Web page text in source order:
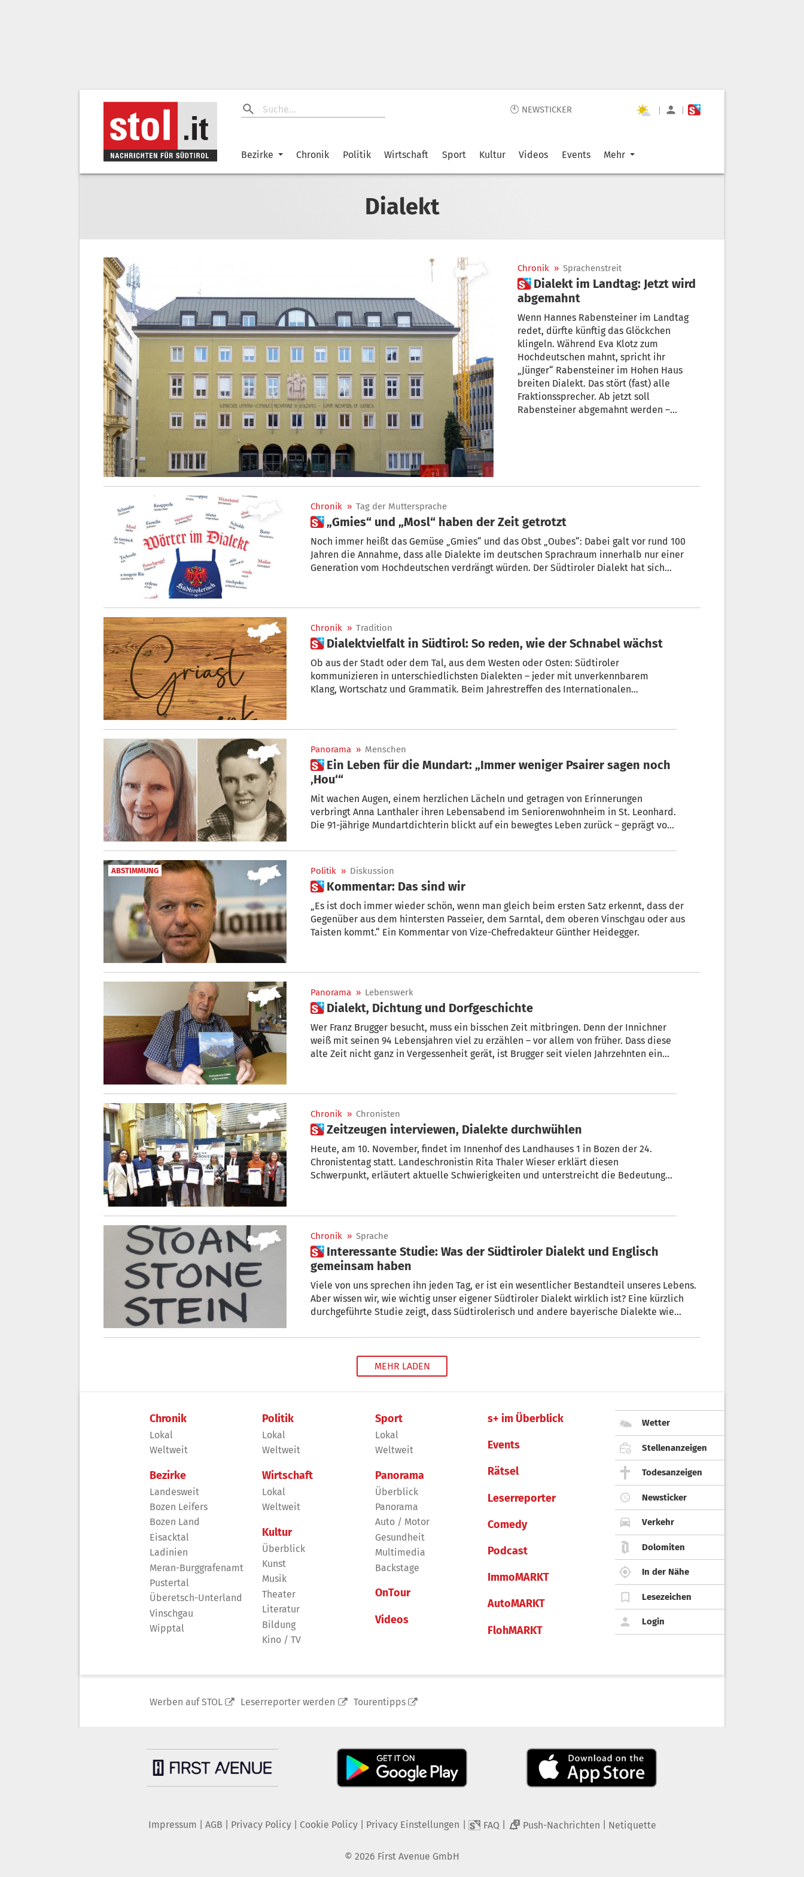
🕙 NEWSTICKER | |
Bezirke Chronik Politik Wirtschaft Sport Kultur Videos Events Mehr
Dialekt
Chronik » Sprachenstreit
 Dialekt im Landtag: Jetzt wird
abgemahnt
Wenn Hannes Rabensteiner im Landtag
redet, dürfte künftig das Glöckchen
klingeln. Während Eva Klotz zum
Hochdeutschen mahnt, spricht ihr
„Jünger“ Rabensteiner im Hohen Haus
breiten Dialekt. Das stört (fast) alle
Fraktionssprecher. Ab jetzt soll
Rabensteiner abgemahnt werden –
Chronik » Tag der Muttersprache
 „Gmies“ und „Mosl“ haben der Zeit getrotzt
Noch immer heißt das Gemüse „Gmies“ und das Obst „Oubes“: Dabei galt vor rund 100
Jahren die Annahme, dass alle Dialekte im deutschen Sprachraum innerhalb nur einer
Generation vom Hochdeutschen verdrängt würden. Der Südtiroler Dialekt hat sich
Chronik » Tradition
 Dialektvielfalt in Südtirol: So reden, wie der Schnabel wächst
Ob aus der Stadt oder dem Tal, aus dem Westen oder Osten: Südtiroler
kommunizieren in unterschiedlichsten Dialekten – jeder mit unverkennbarem
Klang, Wortschatz und Grammatik. Beim Jahrestreffen des Internationalen
Panorama » Menschen
 Ein Leben für die Mundart: „Immer weniger Psairer sagen noch
‚Hou‘“
Mit wachen Augen, einem herzlichen Lächeln und getragen von Erinnerungen
verbringt Anna Lanthaler ihren Lebensabend im Seniorenwohnheim in St. Leonhard.
Die 91-jährige Mundartdichterin blickt auf ein bewegtes Leben zurück – geprägt von
über ihr geliebtes Passeiertal hinaus bekannt gemacht hat.
ABSTIMMUNG Politik » Diskussion
 Kommentar: Das sind wir
„Es ist doch immer wieder schön, wenn man gleich beim ersten Satz erkennt, dass der
Gegenüber aus dem hintersten Passeier, dem Sarntal, dem oberen Vinschgau oder aus
Taisten kommt.“ Ein Kommentar von Vize-Chefredakteur Günther Heidegger.
Panorama » Lebenswerk
 Dialekt, Dichtung und Dorfgeschichte
Wer Franz Brugger besucht, muss ein bisschen Zeit mitbringen. Denn der Innichner
weiß mit seinen 94 Lebensjahren viel zu erzählen – vor allem von früher. Dass diese
alte Zeit nicht ganz in Vergessenheit gerät, ist Brugger seit vielen Jahrzehnten ein
heute kaum mehr jemand gebraucht, mit alten Bildern und mit einer Auswahl seiner
hat.
Chronik » Chronisten
 Zeitzeugen interviewen, Dialekte durchwühlen
Heute, am 10. November, findet im Innenhof des Landhauses 1 in Bozen der 24.
Chronistentag statt. Landeschronistin Rita Thaler Wieser erklärt diesen
Schwerpunkt, erläutert aktuelle Schwierigkeiten und unterstreicht die Bedeutung
Chronik » Sprache
 Interessante Studie: Was der Südtiroler Dialekt und Englisch
gemeinsam haben
Viele von uns sprechen ihn jeden Tag, er ist ein wesentlicher Bestandteil unseres Lebens.
Aber wissen wir, wie wichtig unser eigener Südtiroler Dialekt wirklich ist? Eine kürzlich
durchgeführte Studie zeigt, dass Südtirolerisch und andere bayerische Dialekte wie
besser zu verstehen.
MEHR LADEN
Chronik
Lokal
Weltweit
Bezirke
Landesweit
Bozen Leifers
Bozen Land
Eisacktal
Ladinien
Meran-Burggrafenamt
Pustertal
Überetsch-Unterland
Vinschgau
Wipptal
Politik
Lokal
Weltweit
Wirtschaft
Lokal
Weltweit
Kultur
Überblick
Kunst
Musik
Theater
Literatur
Bildung
Kino / TV
Sport
Lokal
Weltweit
Panorama
Überblick
Panorama
Auto / Motor
Gesundheit
Multimedia
Backstage
OnTour
Videos
s+ im Überblick
Events
Rätsel
Leserreporter
Comedy
Podcast
ImmoMARKT
AutoMARKT
FlohMARKT
Wetter
Stellenanzeigen
Todesanzeigen
Newsticker
Verkehr
Dolomiten
In der Nähe
Lesezeichen
Login
Werben auf STOL Leserreporter werden Tourentipps
Impressum AGB Privacy Policy| Cookie Policy| Privacy Einstellungen FAQ 2 Push-Nachrichten Netiquette
© 2026 First Avenue GmbH